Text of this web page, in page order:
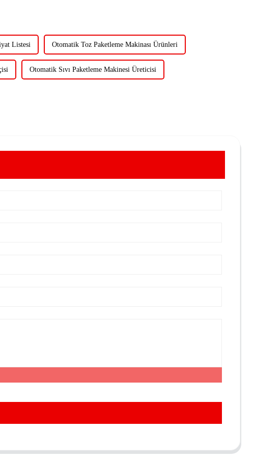
Listesi Otomatik Toz Paketleme Makinası Ürünleri
Otomatik Sıvı Paketleme Makinesi Üreticisi